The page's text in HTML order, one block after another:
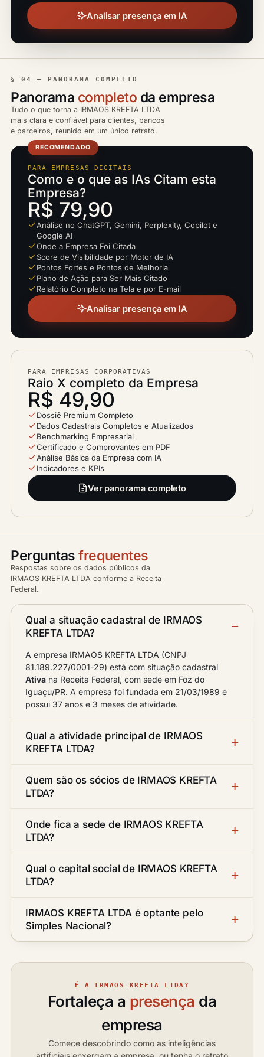
Analisar presença em IA
§ 04 — PANORAMA COMPLETO
Panorama completo da empresa
Tudo o que torna a IRMAOS KREFTA LTDA
mais clara e confiável para clientes, bancos
e parceiros, reunido em um único retrato.
RECOMENDADO
PARA EMPRESAS DIGITAIS
Como e o que as IAs Citam esta
Empresa?
R$ 79,90
Análise no ChatGPT, Gemini, Perplexity, Copilot e
Google AI
Onde a Empresa Foi Citada
Score de Visibilidade por Motor de IA
Pontos Fortes e Pontos de Melhoria
Plano de Ação para Ser Mais Citado
Relatório Completo na Tela e por E-mail
Analisar presença em IA
PARA EMPRESAS CORPORATIVAS
Raio X completo da Empresa
R$ 49,90
Dossiê Premium Completo
Dados Cadastrais Completos e Atualizados
Benchmarking Empresarial
Certificado e Comprovantes em PDF
Análise Básica da Empresa com IA
Indicadores e KPIs
Ver panorama completo
Perguntasfrequentes
Respostas sobre os dados públicos da
IRMAOS KREFTA LTDA conforme a Receita
Federal.
Qual a situação cadastral de IRMAOS
KREFTA LTDA?
A empresa IRMAOS KREFTA LTDA (CNPJ
81.189.227/0001-29) está com situação cadastral
Ativa na Receita Federal, com sede em Foz do
Iguaçu/PR. A empresa foi fundada em 21/03/1989 e
possui 37 anos e 3 meses de atividade.
Qual a atividade principal de IRMAOS
KREFTA LTDA?
Quem são os sócios de IRMAOS KREFTA
LTDA?
Onde fica a sede de IRMAOS KREFTA
LTDA?
Qual o capital social de IRMAOS KREFTA
LTDA?
IRMAOS KREFTA LTDA é optante pelo
Simples Nacional?
É A IRMAOS KREFTA LTDA?
Fortaleça a presença da
empresa
Comece descobrindo como as inteligências